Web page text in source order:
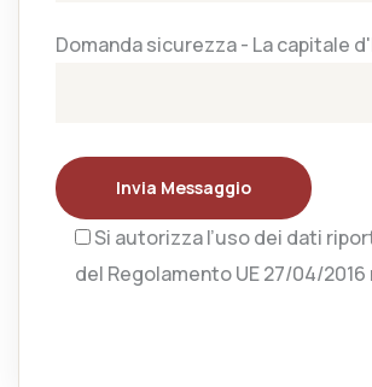
Domanda sicurezza - La capitale
Invia Messaggio
Si autorizza l’uso dei dati
del Regolamento UE 27/04/2016